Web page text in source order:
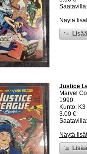
Näytä
Justice
Marvel
1990
Kunto:
3.00 €
Näytä